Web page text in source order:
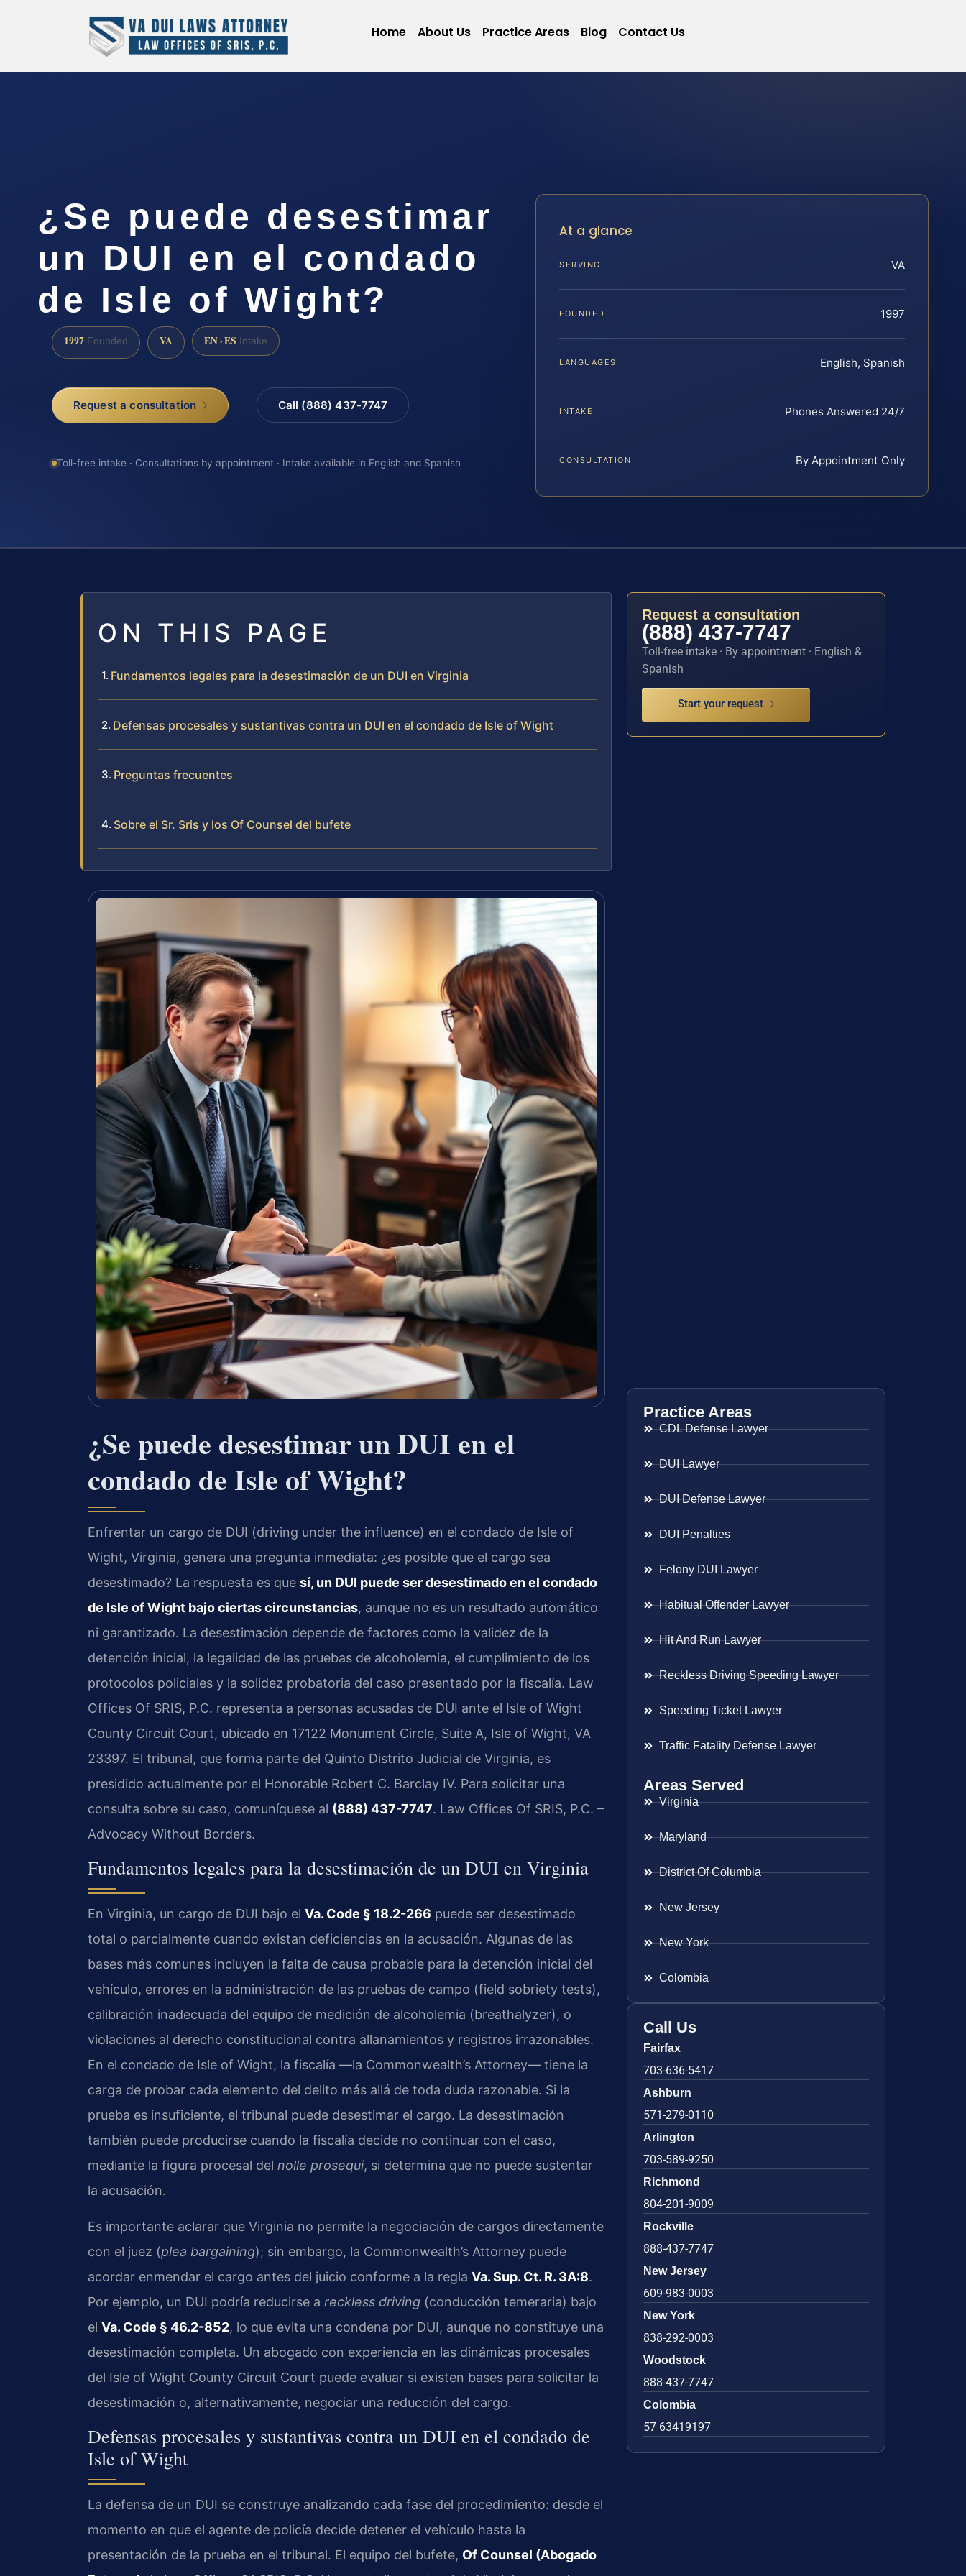
Home About Us Practice Areas Blog Contact Us
¿Se puede desestimar
un DUI en el condado
de Isle of Wight?
1997 Founded VA EN · ES Intake
Request a consultation Call (888) 437-7747
Toll-free intake · Consultations by appointment · Intake available in English and Spanish
At a glance
SERVING VA
FOUNDED 1997
LANGUAGES English, Spanish
INTAKE Phones Answered 24/7
CONSULTATION By Appointment Only
ON THIS PAGE
Fundamentos legales para la desestimación de un DUI en Virginia
Defensas procesales y sustantivas contra un DUI en el condado de Isle of Wight
Preguntas frecuentes
Sobre el Sr. Sris y los Of Counsel del bufete
¿Se puede desestimar un DUI en el
condado de Isle of Wight?
Enfrentar un cargo de DUI (driving under the influence) en el condado de Isle of
Wight, Virginia, genera una pregunta inmediata: ¿es posible que el cargo sea
desestimado? La respuesta es que sí, un DUI puede ser desestimado en el condado
de Isle of Wight bajo ciertas circunstancias, aunque no es un resultado automático
ni garantizado. La desestimación depende de factores como la validez de la
detención inicial, la legalidad de las pruebas de alcoholemia, el cumplimiento de los
protocolos policiales y la solidez probatoria del caso presentado por la fiscalía. Law
Offices Of SRIS, P.C. representa a personas acusadas de DUI ante el Isle of Wight
County Circuit Court, ubicado en 17122 Monument Circle, Suite A, Isle of Wight, VA
23397. El tribunal, que forma parte del Quinto Distrito Judicial de Virginia, es
presidido actualmente por el Honorable Robert C. Barclay IV. Para solicitar una
consulta sobre su caso, comuníquese al (888) 437-7747. Law Offices Of SRIS, P.C. –
Advocacy Without Borders.
Fundamentos legales para la desestimación de un DUI en Virginia
En Virginia, un cargo de DUI bajo el Va. Code § 18.2-266 puede ser desestimado
total o parcialmente cuando existan deficiencias en la acusación. Algunas de las
bases más comunes incluyen la falta de causa probable para la detención inicial del
vehículo, errores en la administración de las pruebas de campo (field sobriety tests),
calibración inadecuada del equipo de medición de alcoholemia (breathalyzer), o
violaciones al derecho constitucional contra allanamientos y registros irrazonables.
En el condado de Isle of Wight, la fiscalía —la Commonwealth’s Attorney— tiene la
carga de probar cada elemento del delito más allá de toda duda razonable. Si la
prueba es insuficiente, el tribunal puede desestimar el cargo. La desestimación
también puede producirse cuando la fiscalía decide no continuar con el caso,
mediante la figura procesal del nolle prosequi, si determina que no puede sustentar
la acusación.
Es importante aclarar que Virginia no permite la negociación de cargos directamente
con el juez (plea bargaining); sin embargo, la Commonwealth’s Attorney puede
acordar enmendar el cargo antes del juicio conforme a la regla Va. Sup. Ct. R. 3A:8.
Por ejemplo, un DUI podría reducirse a reckless driving (conducción temeraria) bajo
el Va. Code § 46.2-852, lo que evita una condena por DUI, aunque no constituye una
desestimación completa. Un abogado con experiencia en las dinámicas procesales
del Isle of Wight County Circuit Court puede evaluar si existen bases para solicitar la
desestimación o, alternativamente, negociar una reducción del cargo.
Defensas procesales y sustantivas contra un DUI en el condado de
Isle of Wight
La defensa de un DUI se construye analizando cada fase del procedimiento: desde el
momento en que el agente de policía decide detener el vehículo hasta la
presentación de la prueba en el tribunal. El equipo del bufete, Of Counsel (Abogado
Request a consultation
(888) 437-7747
Toll-free intake · By appointment · English &
Spanish
Start your request
Practice Areas
CDL Defense Lawyer
DUI Lawyer
DUI Defense Lawyer
DUI Penalties
Felony DUI Lawyer
Habitual Offender Lawyer
Hit And Run Lawyer
Reckless Driving Speeding Lawyer
Speeding Ticket Lawyer
Traffic Fatality Defense Lawyer
Areas Served
Virginia
Maryland
District Of Columbia
New Jersey
New York
Colombia
Call Us
Fairfax
703-636-5417
Ashburn
571-279-0110
Arlington
703-589-9250
Richmond
804-201-9009
Rockville
888-437-7747
New Jersey
609-983-0003
New York
838-292-0003
Woodstock
888-437-7747
Colombia
57 63419197